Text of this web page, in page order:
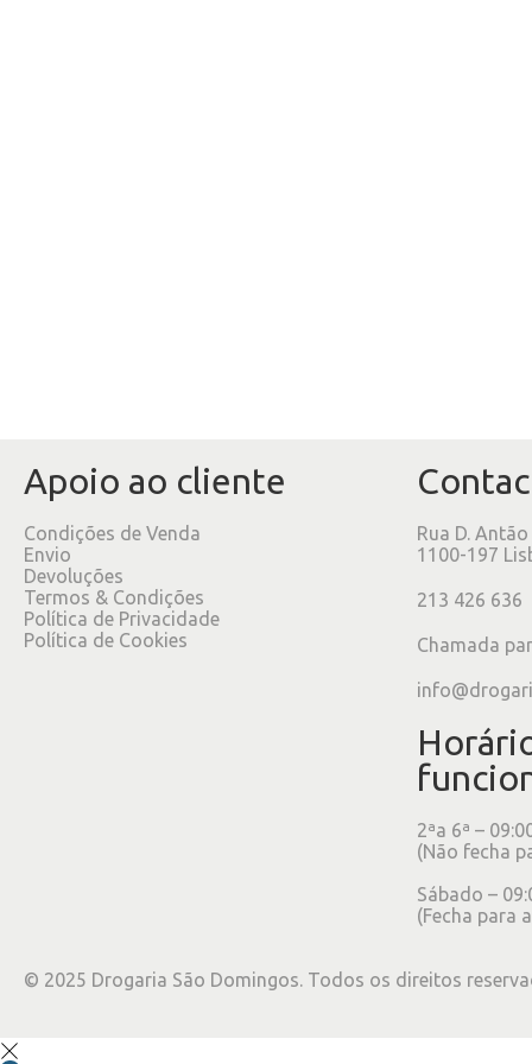
Apoio ao cliente
Condições de Venda
Envio
Devoluções
Termos & Condições
Política de Privacidade
Política de Cookies
Rua D.
1100-197
213 426 636
Chamada
2ªa 6ª –
(Não fecha
Sábado –
(Fecha para
© 2025 Drogaria São Domingos. Todos os direitos